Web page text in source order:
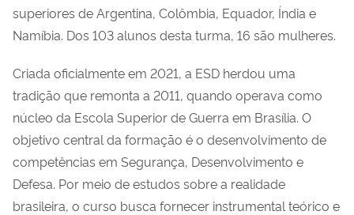
superiores de Argentina, Colômbia, Equador, Índia e
Namíbia. Dos 103 alunos desta turma, 16 são mulheres.
Criada oficialmente em 2021, a ESD herdou uma
tradição que remonta a 2011, quando operava como
núcleo da Escola Superior de Guerra em Brasília. O
objetivo central da formação é o desenvolvimento de
competências em Segurança, Desenvolvimento e
Defesa. Por meio de estudos sobre a realidade
brasileira, o curso busca fornecer instrumental teórico e